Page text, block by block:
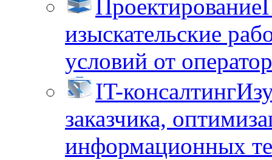
Проектирование
изыскательские
условий от
IT-консалтинг
заказчика,
информационных